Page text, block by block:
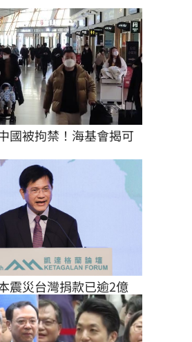
國被拘禁！海基會揭可
震災台灣捐款已逾2億